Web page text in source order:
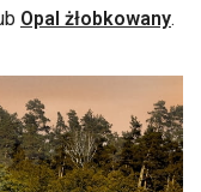
Opal żłobkowany.